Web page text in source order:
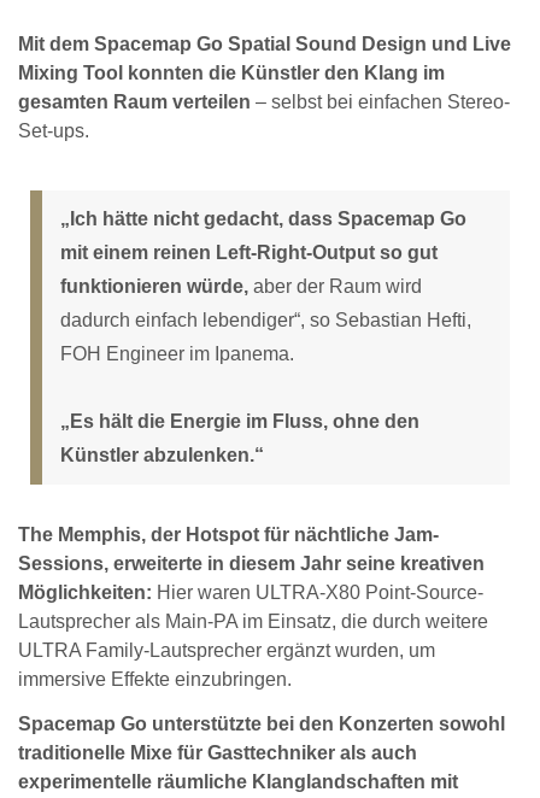
Mit dem Spacemap Go Spatial Sound Design und Live
Mixing Tool konnten die Künstler den Klang im
gesamten Raum verteilen – selbst bei einfachen Stereo-
Set-ups.
„Ich hätte nicht gedacht, dass Spacemap Go
mit einem reinen Left-Right-Output so gut
funktionieren würde, aber der Raum wird
dadurch einfach lebendiger“, so Sebastian Hefti,
FOH Engineer im Ipanema.
„Es hält die Energie im Fluss, ohne den
Künstler abzulenken.“
The Memphis, der Hotspot für nächtliche Jam-
Sessions, erweiterte in diesem Jahr seine kreativen
Möglichkeiten: Hier waren ULTRA-X80 Point-Source-
Lautsprecher als Main-PA im Einsatz, die durch weitere
ULTRA Family-Lautsprecher ergänzt wurden, um
immersive Effekte einzubringen.
Spacemap Go unterstützte bei den Konzerten sowohl
traditionelle Mixe für Gasttechniker als auch
experimentelle räumliche Klanglandschaften mit